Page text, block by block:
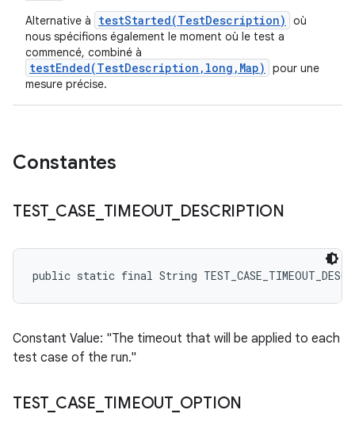
Alternative à testStarted(TestDescription)
où
nous spécifions également le moment où le test a
commencé, combiné à
testEnded(TestDescription,long,Map)
pour une
mesure précise.
Constantes
TEST_ CASE TIMEOUT_ DESCRIPTION
public static final String
Constant Value: "The timeout that will be applied to each
test case of the run."
TEST_ CASE TIMEOUT_ OPTION